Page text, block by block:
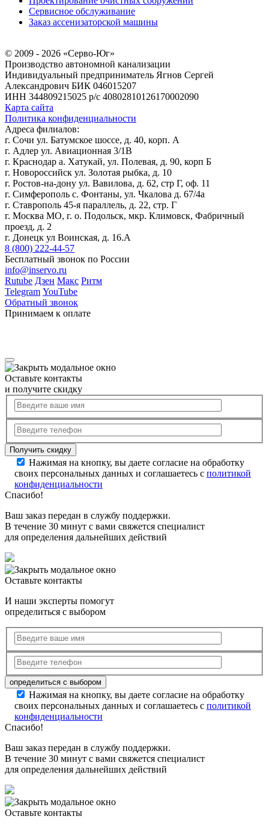
Сервисное обслуживание
Заказ ассенизаторской машины
© 2009 - 2026 «Серво-Юг»
Производство автономной канализации
Индивидуальный предприниматель Ягнов Сергей
Александрович БИК 046015207
ИНН 344809215025 р/с 40802810126170002090
Карта сайта
Политика конфиденциальности
Адреса филиалов:
г. Сочи ул. Батумское шоссе, д. 40, корп. А
г. Адлер ул. Авиационная 3/1В
г. Краснодар а. Хатукай, ул. Полевая, д. 90, корп Б
г. Новороссийск ул. Золотая рыбка, д. 10
г. Ростов-на-дону ул. Вавилова, д. 62, стр Г, оф. 11
г. Симферополь с. Фонтаны, ул. Чкалова д. 67/4а
г. Ставрополь 45-я параллель, д. 22, стр. Г
г. Москва МО, г. о. Подольск, мкр. Климовск, Фабричный
проезд, д. 2
г. Донецк ул Воинская, д. 16.А
8 (800) 222-44-57
Бесплатный звонок по России
info@inservo.ru
Rutube Дзен Макс Ритм
Telegram YouTube
Обратный звонок
Принимаем к оплате
Оставьте контакты
и получите скидку
Нажимая на кнопку, вы даете согласие на обработку
своих персональных данных и соглашаетесь с политикой
конфиденциальности
Спасибо!
Ваш заказ передан в службу поддержки.
В течение 30 минут с вами свяжется специалист
для определения дальнейших действий
Оставьте контакты
И наши эксперты помогут
определиться с выбором
Нажимая на кнопку, вы даете согласие на обработку
своих персональных данных и соглашаетесь с политикой
конфиденциальности
Спасибо!
Ваш заказ передан в службу поддержки.
В течение 30 минут с вами свяжется специалист
для определения дальнейших действий
Оставьте контакты